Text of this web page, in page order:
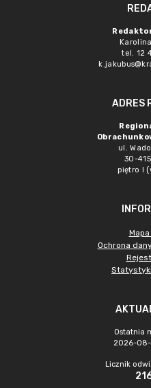
tel. 12
ADRES
ul.
30-
piętro I
Ochrona
Ostatnia
2026-08-
Licznik